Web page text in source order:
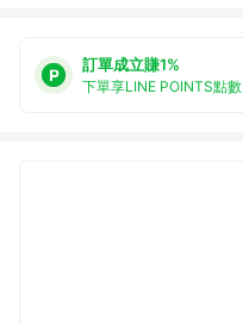
訂單成立賺1%
下單享LINE POINTS點數